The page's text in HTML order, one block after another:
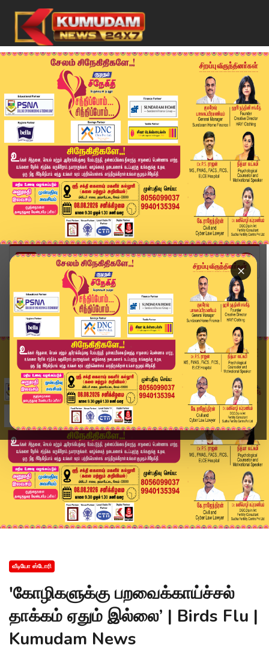
×
Home
வீடியோ ஸ்டோரி
'கோழிகளுக்கு பறவைக்காய்ச்சல் தாக்கம் ஏதும் இல்ல...
வீடியோ ஸ்டோரி
'கோழிகளுக்கு பறவைக்காய்ச்சல்
தாக்கம் ஏதும் இல்லை’ | Birds Flu |
Kumudam News